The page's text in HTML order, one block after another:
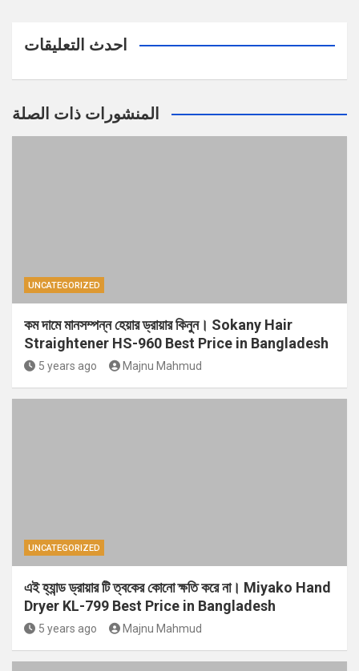
احدث التعليقات
المنشورات ذات الصلة
UNCATEGORIZED
কম দামে মানসম্পন্ন হেয়ার ড্রায়ার কিনুন। Sokany Hair
Straightener HS-960 Best Price in Bangladesh
5 years ago Majnu Mahmud
UNCATEGORIZED
এই হ্যান্ড ড্রায়ার টি ত্বকের কোনো ক্ষতি করে না। Miyako Hand
Dryer KL-799 Best Price in Bangladesh
5 years ago Majnu Mahmud